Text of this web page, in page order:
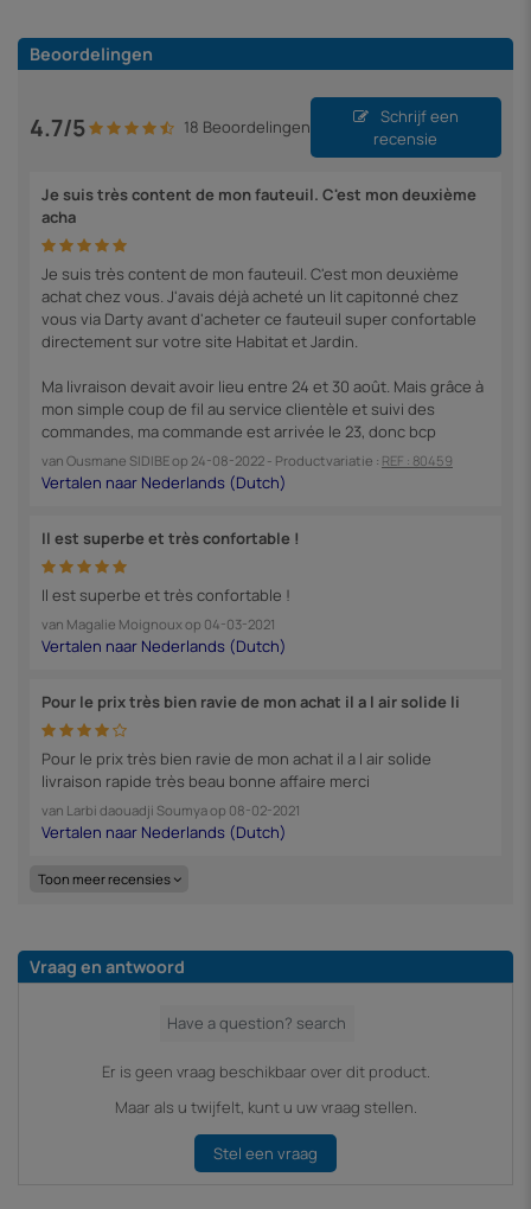
Beoordelingen
4.7/5 18 Beoordelingen
Schrijf een
recensie
Je suis très content de mon fauteuil. C'est mon deuxième
acha
Je suis très content de mon fauteuil. C'est mon deuxième
achat chez vous. J'avais déjà acheté un lit capitonné chez
vous via Darty avant d'acheter ce fauteuil super confortable
directement sur votre site Habitat et Jardin.
Ma livraison devait avoir lieu entre 24 et 30 août. Mais grâce à
mon simple coup de fil au service clientèle et suivi des
commandes, ma commande est arrivée le 23, donc bcp
van Ousmane SIDIBEop 24-08-2022 - Productvariatie : REF : 80459
Il est superbe et très confortable !
Il est superbe et très confortable !
van Magalie Moignoux op 04-03-2021
Pour le prix très bien ravie de mon achat il a l air solide li
Pour le prix très bien ravie de mon achat il a l air solide
livraison rapide très beau bonne affaire merci
van Larbi daouadji Soumyaop 08-02-2021
Toon meer recensies
Vraag en antwoord
Er is geen vraag beschikbaar over dit product.
Maar als u twijfelt, kunt u uw vraag stellen.
Stel een vraag